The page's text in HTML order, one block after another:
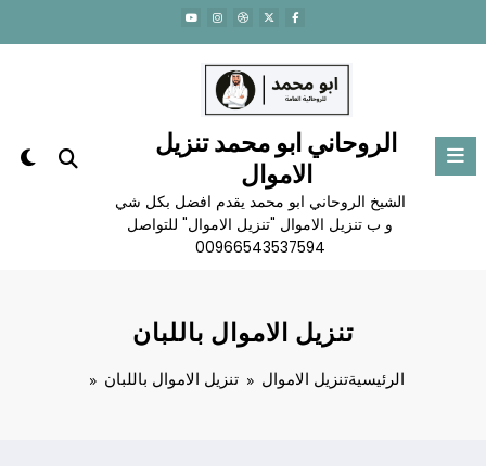
المحتوى
الروحاني ابو محمد تنزيل
الاموال
الشيخ الروحاني ابو محمد يقدم افضل بكل شي
و ب تنزيل الاموال "تنزيل الاموال" للتواصل
00966543537594
تنزيل الاموال باللبان
الرئيسيةتنزيل الاموال تنزيل الاموال باللبان